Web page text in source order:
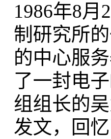
1986年8
制研究所
的中心服
了一封电
组组长的
发文，回